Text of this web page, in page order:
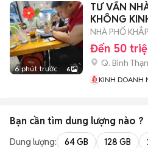
CHUNG CƯ -
6 phút trước 6
TƯ VẤN
KHÔNG
NHÀ PHỐ
Đến 50
Q. Bình
KINH DOANH
Bạn cần tìm dung lượng nào ?
Dung lượng: 64 GB 128 GB